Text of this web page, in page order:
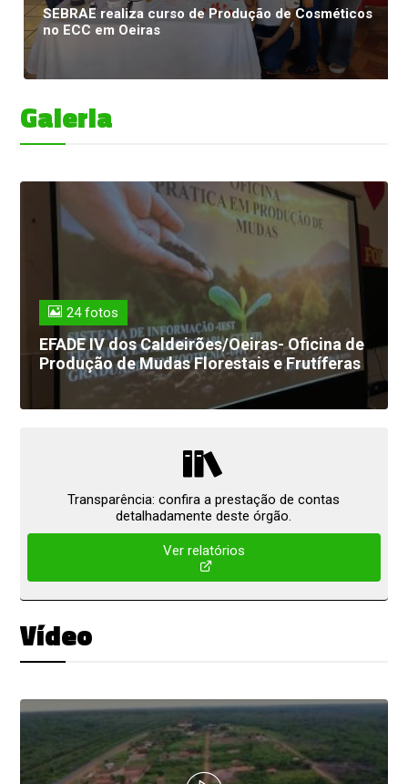
SEBRAE realiza curso de Produção de Cosméticos
no ECC em Oeiras
Galeria
24 fotos
EFADE IV dos Caldeirões/Oeiras- Oficina de
Produção de Mudas Florestais e Frutíferas
Transparência: confira a prestação de contas
detalhadamente deste órgão.
Ver relatórios
Vídeo